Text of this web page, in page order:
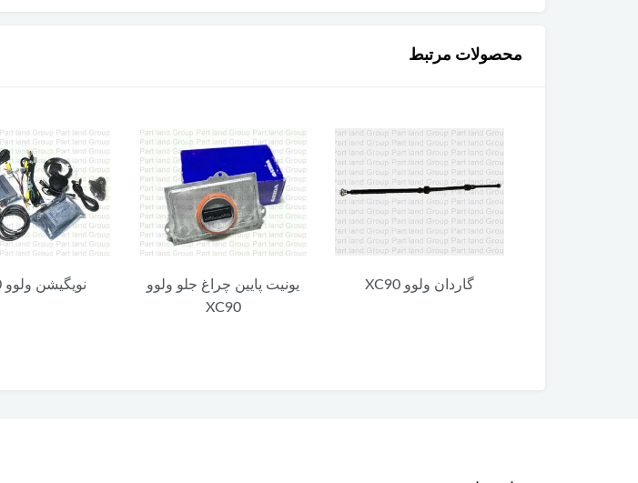
محصولات مرتبط
گاردان ولوو XC90
یونیت پایین چراغ جلو ولوو
XC90
نویگیشن ولوو XC90